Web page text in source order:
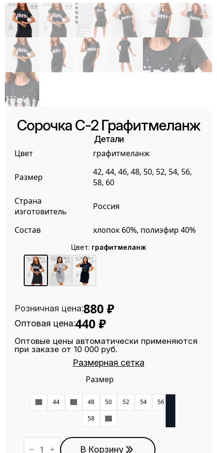
Сорочка С-2 Графитмеланж
Детали
Цвет графитмеланж
Размер
42, 44, 46, 48, 50, 52, 54, 56,
58, 60
Страна
изготовитель
Россия
Состав хлопок 60%, полиэфир 40%
Цвет: графитмеланж
Розничная цена:880 ₽
Оптовая цена:440 ₽
Оптовые цены автоматически применяются
при заказе от 10 000 руб.
Размерная сетка
Размер
42 44 46 48 50 52 54
56
58
60
Количество
товара В Корзину